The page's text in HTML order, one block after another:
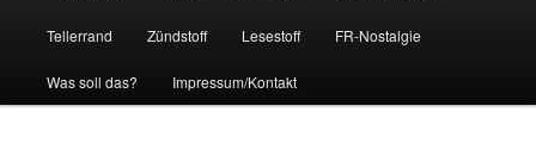
Tellerrand Zündstoff Lesestoff FR-Nostalgie
Was soll das? Impressum/Kontakt